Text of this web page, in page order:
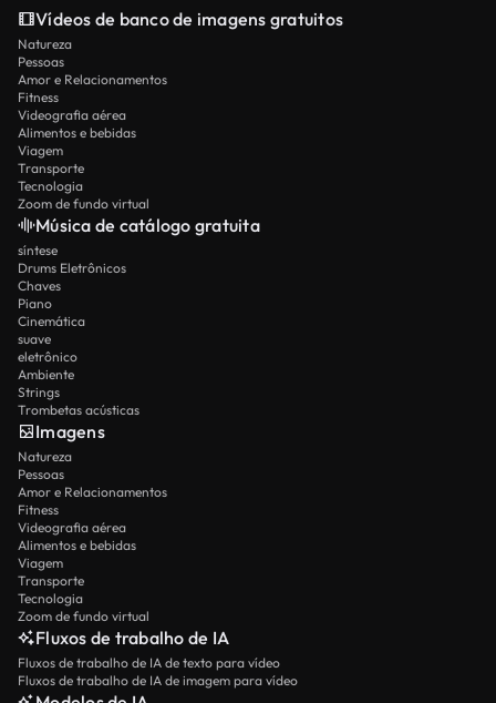
Vídeos de banco de imagens gratuitos
Natureza
Pessoas
Amor e Relacionamentos
Fitness
Videografia aérea
Alimentos e bebidas
Viagem
Transporte
Tecnologia
Zoom de fundo virtual
Música de catálogo gratuita
síntese
Drums Eletrônicos
Chaves
Piano
Cinemática
suave
eletrônico
Ambiente
Strings
Trombetas acústicas
Imagens
Natureza
Pessoas
Amor e Relacionamentos
Fitness
Videografia aérea
Alimentos e bebidas
Viagem
Transporte
Tecnologia
Zoom de fundo virtual
Fluxos de trabalho de IA
Fluxos de trabalho de IA de texto para vídeo
Fluxos de trabalho de IA de imagem para vídeo